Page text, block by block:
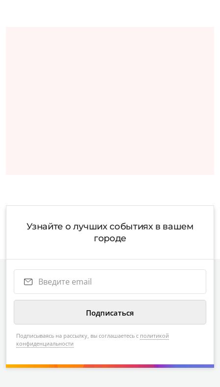
Узнайте о лучших событиях в вашем
городе
Подписываясь на рассылку, вы соглашаетесь с политикой
конфиденциальности